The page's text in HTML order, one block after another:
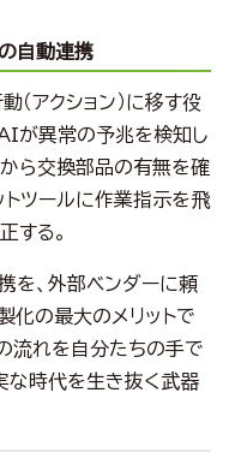
自動連携
（アクション）に移す役
が異常の予兆を検知し
ら交換部品の有無を確
トツールに作業指示を飛
する。
を、外部ベンダーに頼
化の最大のメリットで
流れを自分たちの手で
な時代を生き抜く武器